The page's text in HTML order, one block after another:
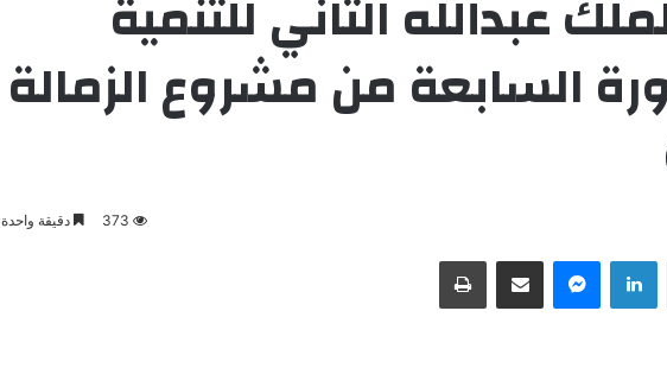
عبدالله الثاني للتنمية
السابعة من مشروع الزمالة
373 دقيقة واحدة
لينكدإن